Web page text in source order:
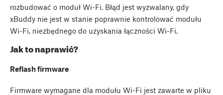
rozbudować o moduł Wi-Fi. Błąd jest wyzwalany, gdy
xBuddy nie jest w stanie poprawnie kontrolować modułu
Wi-Fi, niezbędnego do uzyskania łączności Wi-Fi.
Jak to naprawić?
Reflash firmware
Firmware wymagane dla modułu Wi-Fi jest zawarte w pliku